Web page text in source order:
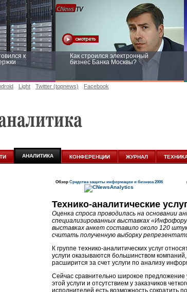
к
Как строился электронный
бизнес Банка Москвы?
Light Twitter (topnews) Facebook
АНАЛИТИКА КОНФЕРЕНЦИИ ЖУРНАЛ
Обзор Средства защиты информации и бизнеса 2006
Технико-аналитические
Оценка спроса проводилась на
специализированных выставках
выставках анкет составило около 120
считать полученную выборку
К группе технико-аналитических услуг
услуги оказываются большинством
расширится за счет услуги по анализу
Сейчас сравнительно широкое предложение
этой услуги и отсутствием у заказчиков
исполнителей есть возможность сократить